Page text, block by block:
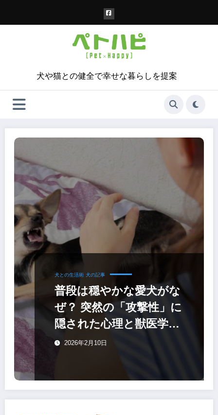
犬や猫との健全で幸せな暮らしを提案
犬との生活術 犬の記事
普段は穏やかな愛犬がな
ぜ？ 突然の「攻撃性」に
隠された心理と獣医学的
な原因
2026年2月10日